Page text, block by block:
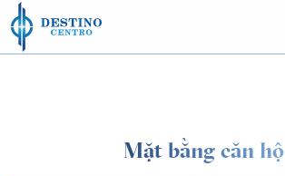
Skip to content
Mặt bằng căn hộ